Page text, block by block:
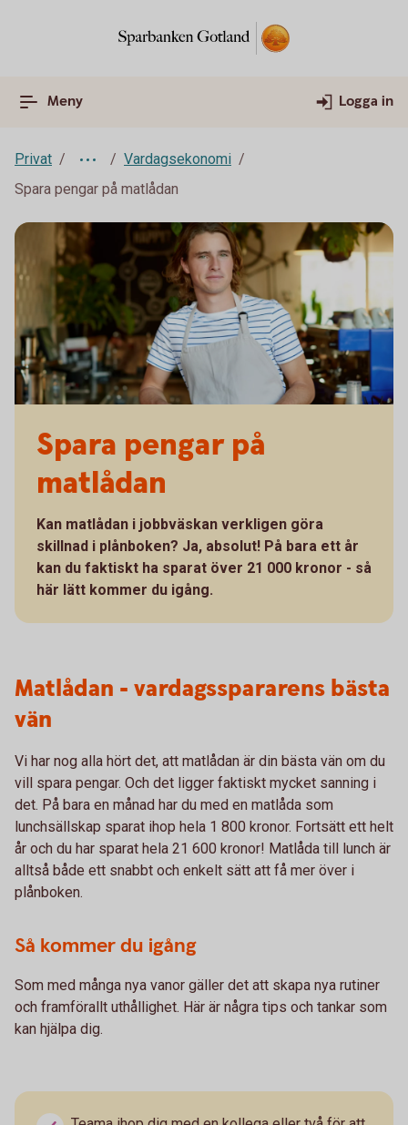
Meny Logga in
Privat
Vardagsekonomi
Spara pengar på matlådan
Spara pengar på
matlådan
Kan matlådan i jobbväskan verkligen göra
skillnad i plånboken? Ja, absolut! På bara ett år
kan du faktiskt ha sparat över 21 000 kronor - så
här lätt kommer du igång.
Matlådan - vardagsspararens bästa
vän
Vi har nog alla hört det, att matlådan är din bästa vän om du
vill spara pengar. Och det ligger faktiskt mycket sanning i
det. På bara en månad har du med en matlåda som
lunchsällskap sparat ihop hela 1 800 kronor. Fortsätt ett helt
år och du har sparat hela 21 600 kronor! Matlåda till lunch är
alltså både ett snabbt och enkelt sätt att få mer över i
plånboken.
Så kommer du igång
Som med många nya vanor gäller det att skapa nya rutiner
och framförallt uthållighet. Här är några tips och tankar som
kan hjälpa dig.